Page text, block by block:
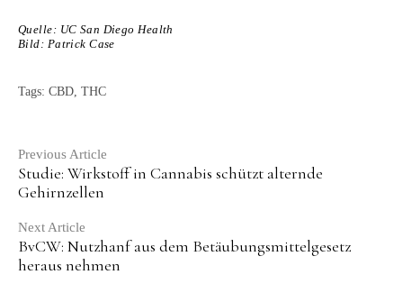
Continue
Reading
Previous Article
Studie: Wirkstoff in Cannabis schützt alternde
Gehirnzellen
Next Article
BvCW: Nutzhanf aus dem Betäubungsmittelgesetz
heraus nehmen
Quelle: UC San Diego Health
Bild: Patrick Case
Tags: CBD THC